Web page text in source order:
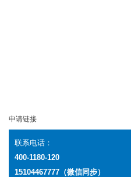
申请链接
联系电话：
400-1180-120
15104467777（微信同步）